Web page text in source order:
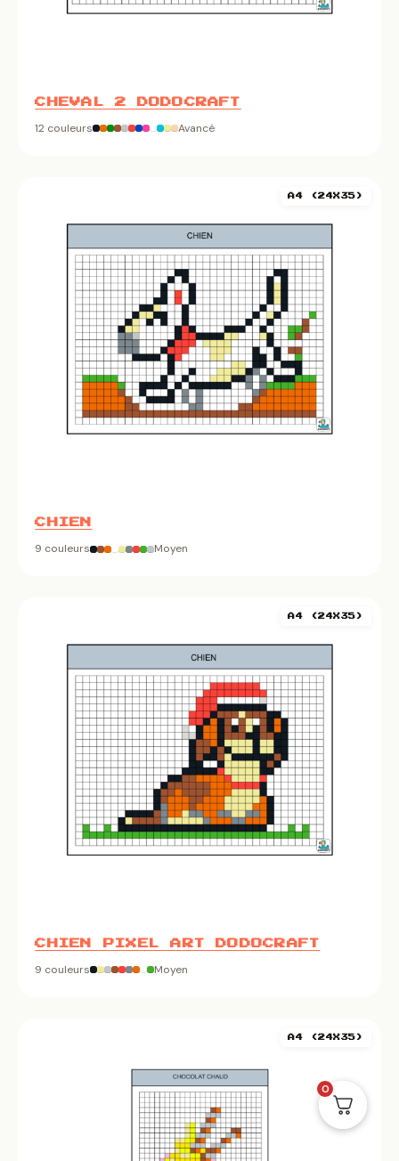
CHEVAL 2 DODOCRAFT
12 couleurs Avancé
A4 (24X35)
CHIEN
9 couleurs Moyen
A4 (24X35)
CHIEN PIXEL ART DODOCRAFT
9 couleurs Moyen
A4 (24X35)
0